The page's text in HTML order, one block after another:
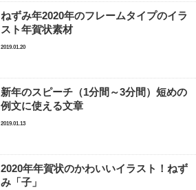
ねずみ年2020年のフレームタイプのイラ
スト年賀状素材
2019.01.20
新年のスピーチ（1分間～3分間）短めの
例文に使える文章
2019.01.13
2020年年賀状のかわいいイラスト！ねず
み「子」